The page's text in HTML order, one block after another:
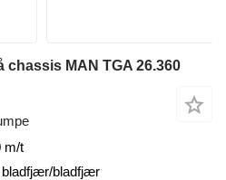
chassis MAN TGA 26.360
m/t
bladfjær/bladfjær